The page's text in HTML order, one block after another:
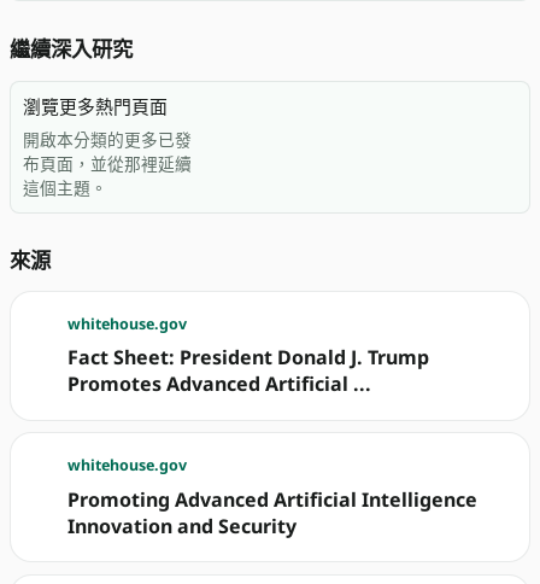
繼續深入研究
瀏覽更多熱門頁面
開啟本分類的更多已發
布頁面，並從那裡延續
這個主題。
來源
whitehouse.gov
Fact Sheet: President Donald J. Trump
Promotes Advanced Artificial ...
whitehouse.gov
Promoting Advanced Artificial Intelligence
Innovation and Security